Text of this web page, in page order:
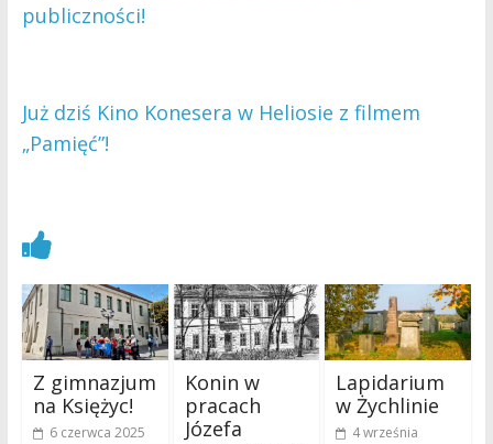
publiczności!
Już dziś Kino Konesera w Heliosie z filmem
„Pamięć”!
Z gimnazjum
na Księżyc!
6 czerwca 2025
Konin w
pracach
Józefa
Lapidarium
w Żychlinie
4 września